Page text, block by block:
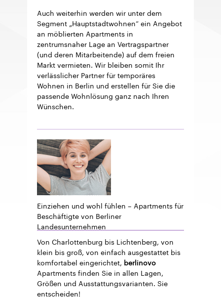
Auch weiterhin werden wir unter dem
Segment „Hauptstadtwohnen“ ein Angebot
an möblierten Apartments in
zentrumsnaher Lage an Vertragspartner
(und deren Mitarbeitende) auf dem freien
Markt vermieten. Wir bleiben somit Ihr
verlässlicher Partner für temporäres
Wohnen in Berlin und erstellen für Sie die
passende Wohnlösung ganz nach Ihren
Wünschen.
Einziehen und wohl fühlen – Apartments für
Beschäftigte von Berliner
Landesunternehmen
Von Charlottenburg bis Lichtenberg, von
klein bis groß, von einfach ausgestattet bis
komfortabel eingerichtet, berlinovo
Apartments finden Sie in allen Lagen,
Größen und Ausstattungsvarianten. Sie
entscheiden!